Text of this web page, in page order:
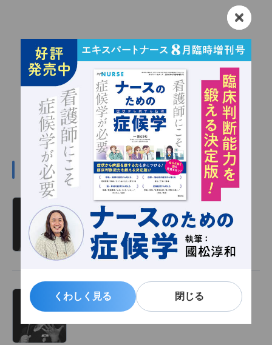
くわしく見る 閉じる
くわしく見る 閉じる
#川嶋みどりの関連記事
川嶋みどり 看護の羅針盤 第366回
2026/01/01
川嶋みどり 看護の羅針盤 第365回
読み物